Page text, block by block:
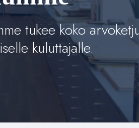
tukee koko
kuluttajalle.